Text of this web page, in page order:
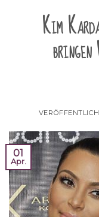
Kim
01
Apr.